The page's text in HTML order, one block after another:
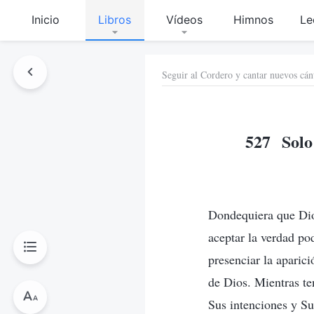
Inicio Libros Vídeos Himnos
Seguir al Cordero y cantar nuevos
527
Dondequiera que
aceptar la verdad
presenciar la
de Dios. Mientras
Sus intenciones y